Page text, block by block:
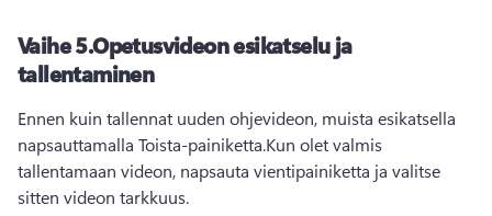
Vaihe 5.Opetusvideon esikatselu ja
tallentaminen
Ennen kuin tallennat uuden ohjevideon, muista esikatsella
napsauttamalla Toista-painiketta.Kun olet valmis
tallentamaan videon, napsauta vientipainiketta ja valitse
sitten videon tarkkuus.